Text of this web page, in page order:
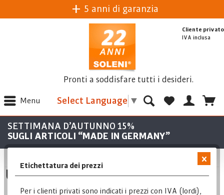
5 anni di garanzia
Pronti a soddisfare tutti i desideri.
Select Language ▼
Menu
Cliente privato
IVA inclusa
SETTIMANA D’AUTUNNO 15%
SUGLI ARTICOLI “MADE IN GERMANY”
Unità ad alta frequenza
Etichettatura dei prezzi
Per i clienti privati sono indicati i prezzi con IVA (lordi),